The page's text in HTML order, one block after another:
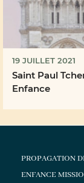
19 JUILLET 2021
Saint Paul
Enfance
PROPAGATION
ENFANCE